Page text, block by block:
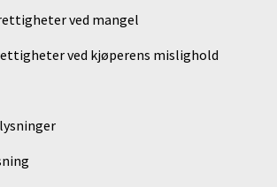
ved mangel
ved kjøperens mislighold